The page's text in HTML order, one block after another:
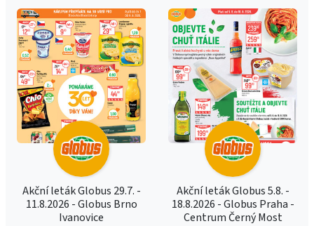
Akční leták Globus 29.7. -
11.8.2026 - Globus Brno
Ivanovice
Akční leták Globus 5.8. -
18.8.2026 - Globus Praha -
Centrum Černý Most